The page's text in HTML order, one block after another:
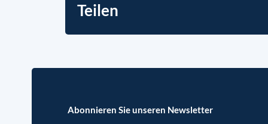
Teilen
Abonnieren Sie unseren Newsletter